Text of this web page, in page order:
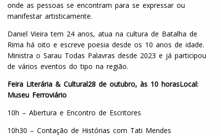
onde as pessoas se encontram para se expressar ou
manifestar artisticamente.
Daniel Vieira tem 24 anos, atua na cultura de Batalha de
Rima há oito e escreve poesia desde os 10 anos de idade.
Ministra o Sarau Todas Palavras desde 2023 e já participou
de vários eventos do tipo na região.
Feira Literária & Cultural28 de outubro, às 10 horasLocal:
Museu Ferroviário
10h – Abertura e Encontro de Escritores
10h30 – Contação de Histórias com Tati Mendes